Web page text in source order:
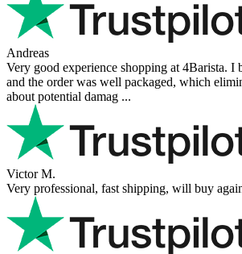
Andreas
Very good experience shopping at 4Barista. I
and the order was well packaged, which
about potential damag ...
Victor M.
Very professional, fast shipping, will buy